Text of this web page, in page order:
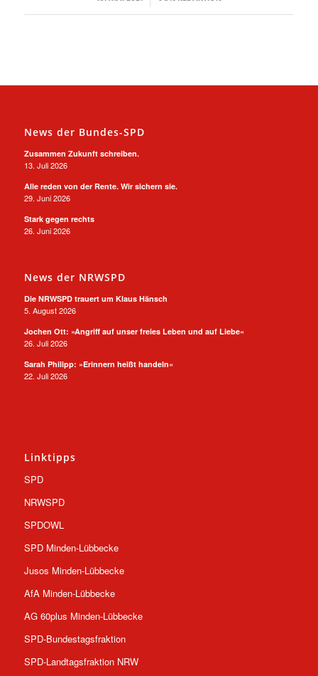
News der Bundes-SPD
Zusammen Zukunft schreiben.
13. Juli 2026
Alle reden von der Rente. Wir sichern sie.
29. Juni 2026
Stark gegen rechts
26. Juni 2026
News der NRWSPD
Die NRWSPD trauert um Klaus Hänsch
5. August 2026
Jochen Ott: »Angriff auf unser freies Leben und auf Liebe«
26. Juli 2026
Sarah Philipp: »Erinnern heißt handeln«
22. Juli 2026
Linktipps
SPD
NRWSPD
SPDOWL
SPD Minden-Lübbecke
Jusos Minden-Lübbecke
AfA Minden-Lübbecke
AG 60plus Minden-Lübbecke
SPD-Bundestagsfraktion
SPD-Landtagsfraktion NRW